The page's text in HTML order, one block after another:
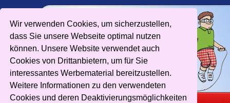
Wir verwenden Cookies, um sicherzustellen,
dass Sie unsere Webseite optimal nutzen
können. Unsere Website verwendet auch
Cookies von Drittanbietern, um für Sie
interessantes Werbematerial bereitzustellen.
Weitere Informationen zu den verwendeten
Cookies und deren Deaktivierungsmöglichkeiten